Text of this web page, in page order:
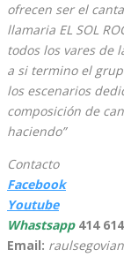
ofrecen ser el
llamaria EL SOL
todos los vares de
a si termino el
los escenarios
composición de
haciendo”
Contacto
Facebook
Youtube
Whastsapp 414
Email: